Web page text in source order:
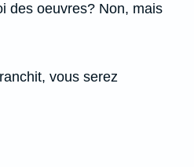
des oeuvres? Non, mais
vous serez